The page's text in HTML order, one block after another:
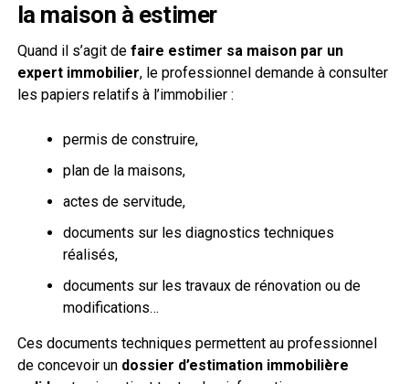
la maison à estimer
Quand il s’agit de faire estimer sa maison par un
expert immobilier, le professionnel demande à consulter
les papiers relatifs à l’immobilier :
permis de construire,
plan de la maisons,
actes de servitude,
documents sur les diagnostics techniques
réalisés,
documents sur les travaux de rénovation ou de
modifications…
Ces documents techniques permettent au professionnel
de concevoir un dossier d’estimation immobilière